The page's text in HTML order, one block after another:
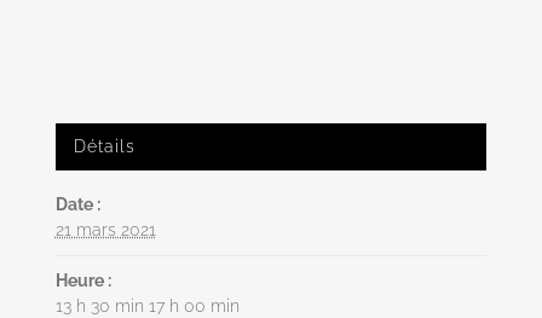
Détails
Date :
21 mars 2021
Heure :
13 h 30 min 17 h 00 min